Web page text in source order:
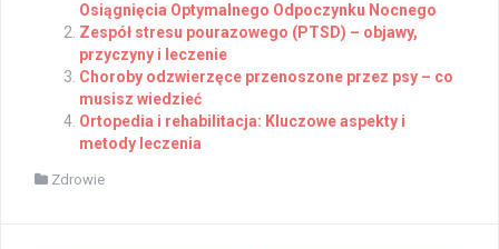
Osiągnięcia Optymalnego Odpoczynku Nocnego
Zespół stresu pourazowego (PTSD) – objawy,
przyczyny i leczenie
Choroby odzwierzęce przenoszone przez psy – co
musisz wiedzieć
Ortopedia i rehabilitacja: Kluczowe aspekty i
metody leczenia
Zdrowie